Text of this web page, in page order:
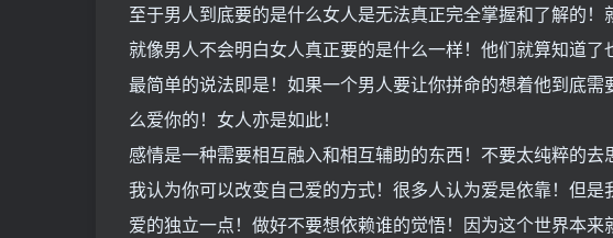
至于男人到底要的是什么女人是无法真正完全掌握和了解的！
就像男人不会明白女人真正要的是什么一样！他们就算知道了
最简单的说法即是！如果一个男人要让你拼命的想着他到底
么爱你的！女人亦是如此！
感情是一种需要相互融入和相互辅助的东西！不要太纯粹的去
我认为你可以改变自己爱的方式！很多人认为爱是依靠！但是
爱的独立一点！做好不要想依赖谁的觉悟！因为这个世界本来